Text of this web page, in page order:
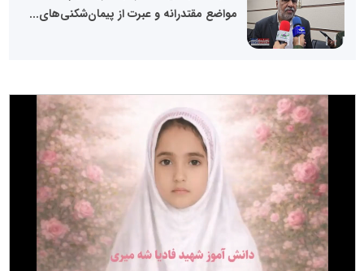
مواضع مقتدرانه و عبرت از پیمان‌شکنی‌های...